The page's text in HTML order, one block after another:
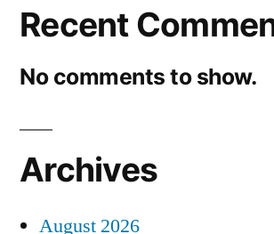
Recent
No comments to show.
Archives
August 2026